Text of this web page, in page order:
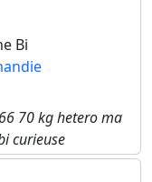
Bi
70 kg hetero ma
curieuse